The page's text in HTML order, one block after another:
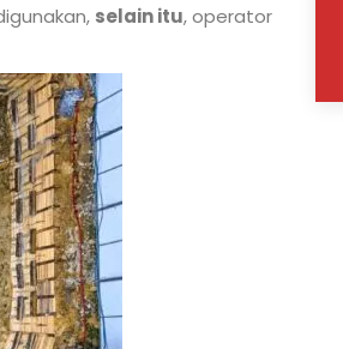
selain itu, operator